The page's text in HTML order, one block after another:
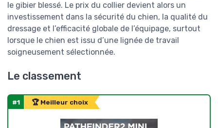
le gibier blessé. Le prix du collier devient alors un
investissement dans la sécurité du chien, la qualité du
dressage et l’efficacité globale de l’équipage, surtout
lorsque le chien est issu d’une lignée de travail
soigneusement sélectionnée.
Le classement
#1 🏆 Meilleur choix